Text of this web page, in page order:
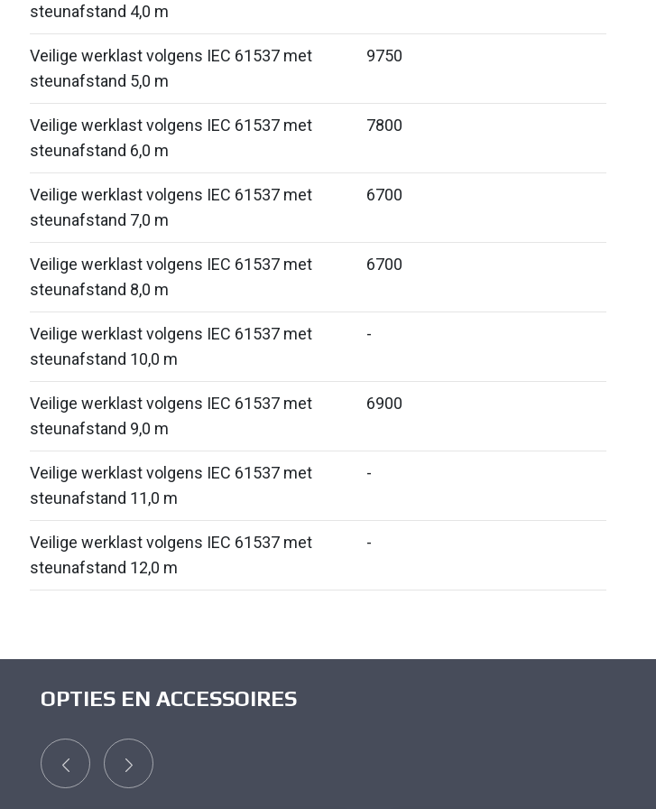
steunafstand 4,0 m
Veilige werklast volgens IEC 61537 met
steunafstand 5,0 m
9750
Veilige werklast volgens IEC 61537 met
steunafstand 6,0 m
7800
Veilige werklast volgens IEC 61537 met
steunafstand 7,0 m
6700
Veilige werklast volgens IEC 61537 met
steunafstand 8,0 m
6700
Veilige werklast volgens IEC 61537 met
steunafstand 10,0 m
-
Veilige werklast volgens IEC 61537 met
steunafstand 9,0 m
6900
Veilige werklast volgens IEC 61537 met
steunafstand 11,0 m
-
Veilige werklast volgens IEC 61537 met
steunafstand 12,0 m
-
OPTIES EN ACCESSOIRES